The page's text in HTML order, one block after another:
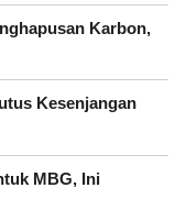
Karbon,
Kesenjangan
MBG, Ini